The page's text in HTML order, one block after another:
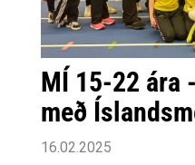
MÍ 15-22 ára
með
16.02.2025